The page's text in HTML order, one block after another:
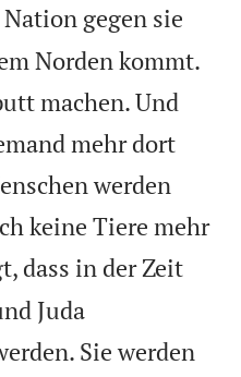
gegen sie
Norden kommt.
machen. Und
mehr dort
werden
keine Tiere mehr
dass in der Zeit
Juda
Sie werden